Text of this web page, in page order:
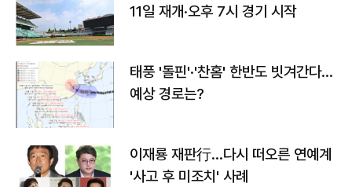
11일 재개·오후 7시 경기 시작
태풍 '돌핀'·'찬홈' 한반도 빗겨간다…
예상 경로는?
이재룡 재판行…다시 떠오른 연예계
'사고 후 미조치' 사례